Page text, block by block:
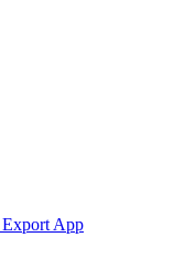
Export App